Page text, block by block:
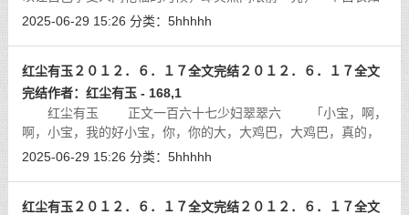
雪的女子印入了自己的眼帘，韦小宝看到，这女子一头乌黑的长
2025-06-29 15:26 分类： 5hhhhh
红尘有玉２０１２．６．１７全文完结２０１２．６．１７全文
完结作者：红尘有玉 - 168,1
红尘有玉 正文一百六十七少妇翠翠六 「小宝，啊，
啊，小宝，我的好小宝，你，你的大，大鸡巴，大鸡巴，真的，
真的太，太历害了，太历害了，我，我感觉，我感觉，我的，我
2025-06-29 15:26 分类： 5hhhhh
红尘有玉２０１２．６．１７全文完结２０１２．６．１７全文